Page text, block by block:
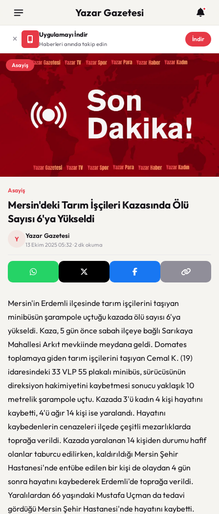
Yazar Gazetesi
Uygulamayı İndir
Haberleri anında takip edin
İndir
Asayiş
Asayiş
Mersin'deki Tarım İşçileri Kazasında Ölü
Sayısı 6'ya Yükseldi
Y Yazar Gazetesi
13 Ekim 2025 05:32 · 2 dk okuma
Mersin'in Erdemli ilçesinde tarım işçilerini taşıyan
minibüsün şarampole uçtuğu kazada ölü sayısı 6'ya
yükseldi. Kaza, 5 gün önce sabah ilçeye bağlı Sarıkaya
Mahallesi Arkıt mevkiinde meydana geldi. Domates
toplamaya giden tarım işçilerini taşıyan Cemal K. (19)
idaresindeki 33 VLP 55 plakalı minibüs, sürücüsünün
direksiyon hakimiyetini kaybetmesi sonucu yaklaşık 10
metrelik şarampole uçtu. Kazada 3'ü kadın 4 kişi hayatını
kaybetti, 4'ü ağır 14 kişi ise yaralandı. Hayatını
kaybedenlerin cenazeleri ilçede çeşitli mezarlıklarda
toprağa verildi. Kazada yaralanan 14 kişiden durumu hafif
olanlar taburcu edilirken, kaldırıldığı Mersin Şehir
Hastanesi'nde entübe edilen bir kişi de olaydan 4 gün
sonra hayatını kaybederek Erdemli'de toprağa verildi.
Yaralılardan 66 yaşındaki Mustafa Uçman da tedavi
gördüğü Mersin Şehir Hastanesi'nde hayatını kaybetti.